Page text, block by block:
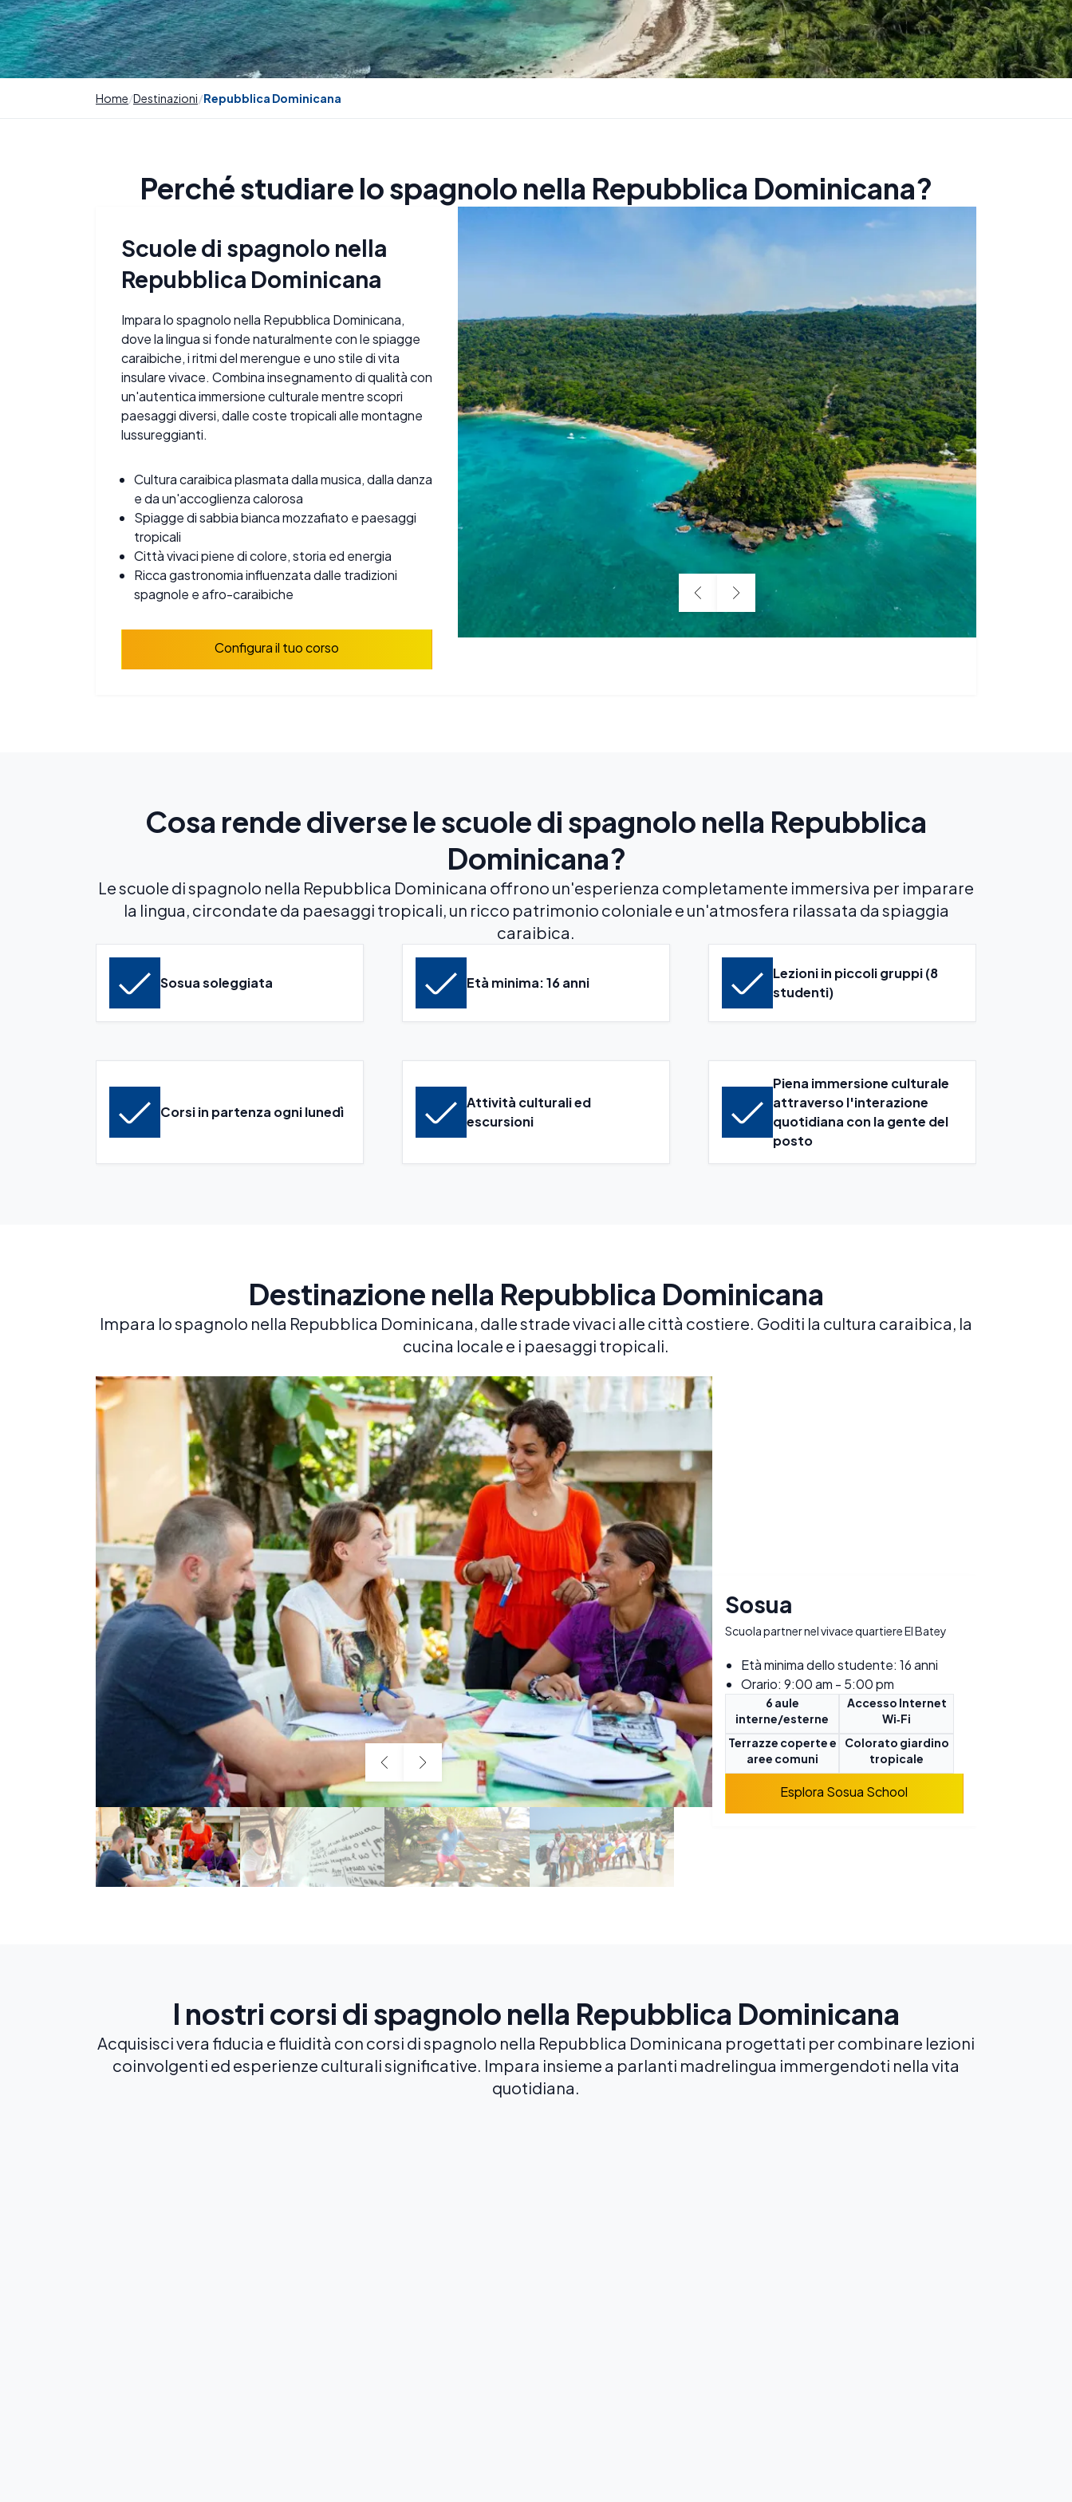
Home Destinazioni Repubblica Dominicana
Perché studiare lo spagnolo nella Repubblica Dominicana?
Scuole di spagnolo nella
Repubblica Dominicana
Impara lo spagnolo nella Repubblica Dominicana,
dove la lingua si fonde naturalmente con le spiagge
caraibiche, i ritmi del merengue e uno stile di vita
insulare vivace. Combina insegnamento di qualità con
un'autentica immersione culturale mentre scopri
paesaggi diversi, dalle coste tropicali alle montagne
lussureggianti.
Cultura caraibica plasmata dalla musica, dalla danza
e da un'accoglienza calorosa
Spiagge di sabbia bianca mozzafiato e paesaggi
tropicali
Città vivaci piene di colore, storia ed energia
Ricca gastronomia influenzata dalle tradizioni
spagnole e afro-caraibiche
Configura il tuo corso
Cosa rende diverse le scuole di spagnolo nella Repubblica
Dominicana?
Le scuole di spagnolo nella Repubblica Dominicana offrono un'esperienza completamente immersiva per imparare
la lingua, circondate da paesaggi tropicali, un ricco patrimonio coloniale e un'atmosfera rilassata da spiaggia
caraibica.
Sosua soleggiata Età minima: 16 anni
Lezioni in piccoli gruppi (8
studenti)
Corsi in partenza ogni lunedì
Attività culturali ed
escursioni
Piena immersione culturale
attraverso l'interazione
quotidiana con la gente del
posto
Destinazione nella Repubblica Dominicana
Impara lo spagnolo nella Repubblica Dominicana, dalle strade vivaci alle città costiere. Goditi la cultura caraibica, la
cucina locale e i paesaggi tropicali.
Sosua
Scuola partner nel vivace quartiere El Batey
Età minima dello studente: 16 anni
Orario: 9:00 am - 5:00 pm
6 aule
interne/esterne
Accesso Internet
Wi‑Fi
Terrazze coperte e
aree comuni
Colorato giardino
tropicale
Esplora Sosua School
I nostri corsi di spagnolo nella Repubblica Dominicana
Acquisisci vera fiducia e fluidità con corsi di spagnolo nella Repubblica Dominicana progettati per combinare lezioni
coinvolgenti ed esperienze culturali significative. Impara insieme a parlanti madrelingua immergendoti nella vita
quotidiana.